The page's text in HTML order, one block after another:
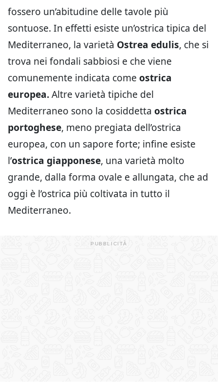
fossero un’abitudine delle tavole più
sontuose. In effetti esiste un’ostrica tipica del
Mediterraneo, la varietà Ostrea edulis, che si
trova nei fondali sabbiosi e che viene
comunemente indicata come ostrica
europea.Altre varietà tipiche del
Mediterraneo sono la cosiddetta ostrica
portoghese, meno pregiata dell’ostrica
europea, con un sapore forte; infine esiste
l’ostrica giapponese, una varietà molto
grande, dalla forma ovale e allungata, che ad
oggi è l’ostrica più coltivata in tutto il
Mediterraneo.